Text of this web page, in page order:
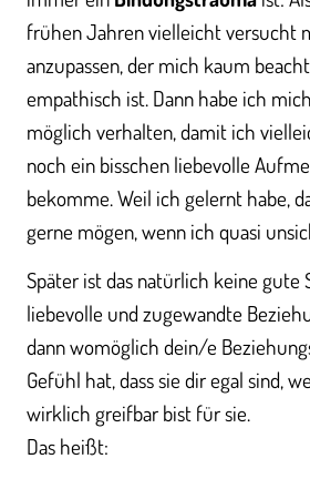
frühen Jahren vielleicht versucht
anzupassen, der mich kaum
empathisch ist. Dann habe ich
möglich verhalten, damit ich
noch ein bisschen liebevolle
bekomme. Weil ich gelernt habe,
gerne mögen, wenn ich quasi
Später ist das natürlich keine gute
liebevolle und zugewandte
dann womöglich dein/e
Gefühl hat, dass sie dir egal sind,
wirklich greifbar bist für sie.
Das heißt: